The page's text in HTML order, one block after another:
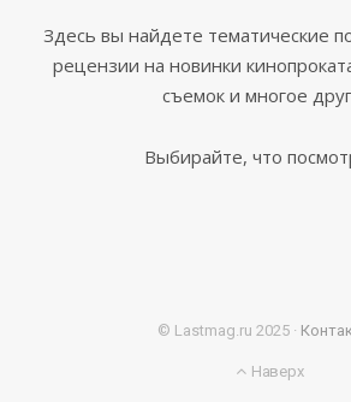
Здесь вы найдете тематические
рецензии на новинки
съемок и многое
Выбирайте, что
© Lastmag.ru 2025 ·
Наверх